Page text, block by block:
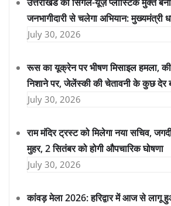
जनभागीदारी से चलेगा अभियान: मुख्यमंत्री
July 30, 2026
रूस का यूक्रेन पर भीषण मिसाइल हमला,
निशाने पर, जेलेंस्की की चेतावनी के कुछ देर
July 30, 2026
राम मंदिर ट्रस्ट को मिलेगा नया सचिव,
मुहर, 2 सितंबर को होगी औपचारिक घोषणा
July 30, 2026
कांवड़ मेला 2026: हरिद्वार में आज से लागू